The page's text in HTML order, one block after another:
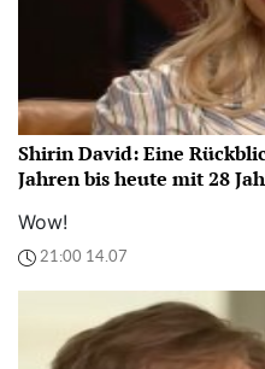
Shirin David: Eine
Jahren bis heute mit 28
Wow!
21:00 14.07